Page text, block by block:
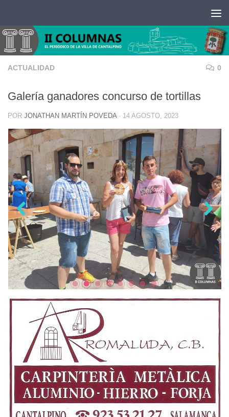
ACTUALIDAD 0
Galería ganadores concurso de tortillas
POR JONATHAN MARTÍN POVEDA · 14 AGOSTO, 2023